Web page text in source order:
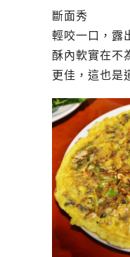
斷面秀
輕咬一口，露
酥內軟實在不
更佳，這也是